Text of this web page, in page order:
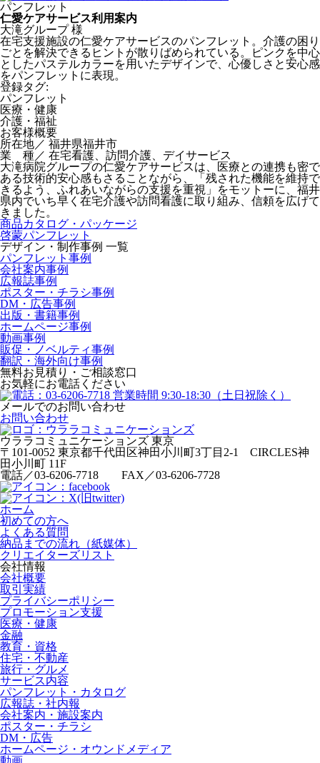
パンフレット
仁愛ケアサービス利用案内
大滝グループ 様
在宅支援施設の仁愛ケアサービスのパンフレット。介護の困り
ごとを解決できるヒントが散りばめられている。ピンクを中心
としたパステルカラーを用いたデザインで、心優しさと安心感
をパンフレットに表現。
登録タグ:
パンフレット
医療・健康
介護・福祉
お客様概要
所在地／ 福井県福井市
業 種／ 在宅看護、訪問介護、デイサービス
大滝病院グループの仁愛ケアサービスは、医療との連携も密で
ある技術的安心感もさることながら、「残された機能を維持で
きるよう、ふれあいながらの支援を重視」をモットーに、福井
県内でいち早く在宅介護や訪問看護に取り組み、信頼を広げて
きました。
商品カタログ・パッケージ
啓蒙パンフレット
デザイン・制作事例 一覧
パンフレット事例
会社案内事例
広報誌事例
ポスター・チラシ事例
DM・広告事例
出版・書籍事例
ホームページ事例
動画事例
販促・ノベルティ事例
翻訳・海外向け事例
無料お見積り・ご相談窓口
お気軽にお電話ください
メールでのお問い合わせ
お問い合わせ
ウララコミュニケーションズ 東京
〒101-0052 東京都千代田区神田小川町3丁目2-1 CIRCLES神
田小川町 11F
電話／03-6206-7718 FAX／03-6206-7728
ホーム
初めての方へ
よくある質問
納品までの流れ（紙媒体）
クリエイターズリスト
会社情報
会社概要
取引実績
プライバシーポリシー
プロモーション支援
医療・健康
金融
教育・資格
住宅・不動産
旅行・グルメ
サービス内容
パンフレット・カタログ
広報誌・社内報
会社案内・施設案内
ポスター・チラシ
DM・広告
ホームページ・オウンドメディア
動画